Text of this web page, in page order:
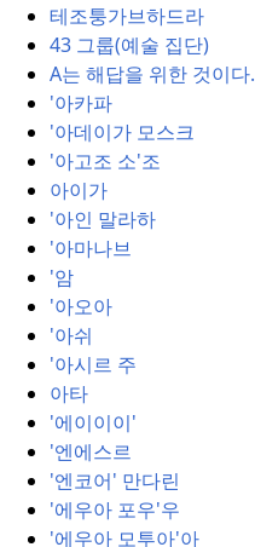
테조퉁가브하드라
43 그룹(예술 집단)
A는 해답을 위한 것이다.
'아카파
'아데이가 모스크
'아고조 소'조
아이가
'아인 말라하
'아마나브
'암
'아오아
'아쉬
'아시르 주
아타
'에이이이'
'엔에스르
'엔코어' 만다린
'에우아 포우'우
'에우아 모투아'아